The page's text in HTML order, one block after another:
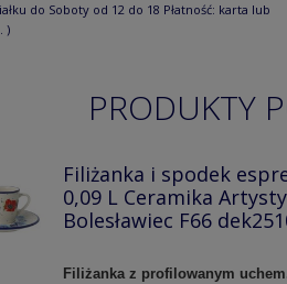
do Soboty od 12 do 18 Płatność: karta lub
)
PRODUKTY
Filiżanka i spodek
0,09 L Ceramika
Bolesławiec F66
Filiżanka z profilowanym